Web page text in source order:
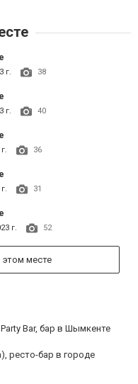
г. 38
г. 40
36
31
г. 52
месте
Bar, бар в Шымкенте
ресто-бар в городе